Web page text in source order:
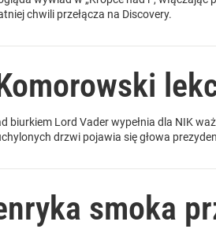
chwili przełącza na Discovery.
biurkiem Lord Vader wypełnia dla NIK
drzwi pojawia się głowa
smoka